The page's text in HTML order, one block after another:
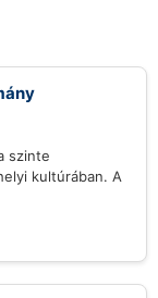
szinte
kultúrában. A